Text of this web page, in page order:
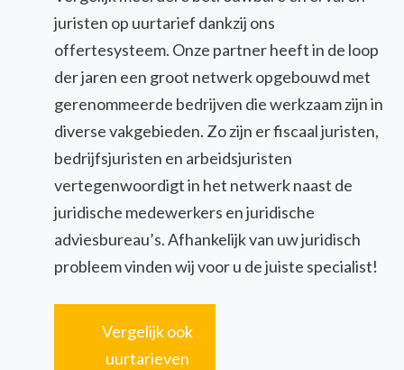
juristen op uurtarief dankzij ons
offertesysteem. Onze partner heeft in de loop
der jaren een groot netwerk opgebouwd met
gerenommeerde bedrijven die werkzaam zijn in
diverse vakgebieden. Zo zijn er fiscaal juristen,
bedrijfsjuristen en arbeidsjuristen
vertegenwoordigt in het netwerk naast de
juridische medewerkers en juridische
adviesbureau’s. Afhankelijk van uw juridisch
probleem vinden wij voor u de juiste specialist!
Vergelijk ook
uurtarieven